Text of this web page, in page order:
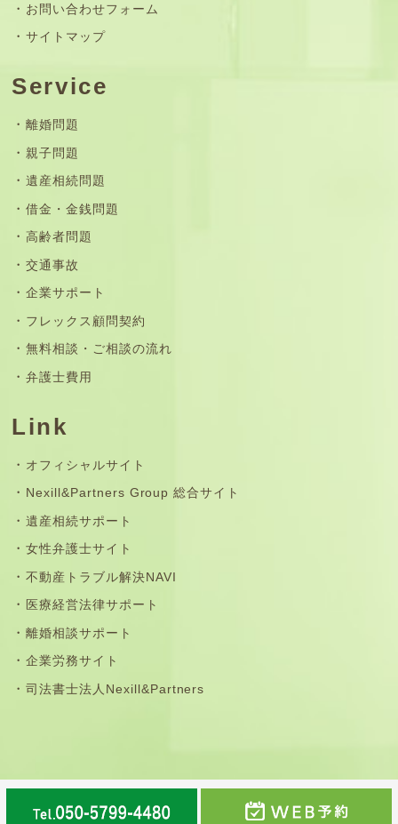
お問い合わせフォーム
サイトマップ
Service
離婚問題
親子問題
遺産相続問題
借金・金銭問題
高齢者問題
交通事故
企業サポート
フレックス顧問契約
無料相談・ご相談の流れ
弁護士費用
Link
オフィシャルサイト
Nexill&Partners Group 総合サイト
遺産相続サポート
女性弁護士サイト
不動産トラブル解決NAVI
医療経営法律サポート
離婚相談サポート
企業労務サイト
司法書士法人Nexill&Partners
那珂川市・福岡市南区・春日市・大野城市・筑紫野市・太
宰府市・鳥栖市の法律事務所©弁護士法人Nexill&Partners